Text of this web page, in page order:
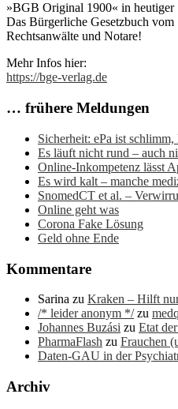
»BGB Original 1900« in heutiger
Das Bürgerliche Gesetzbuch
Rechtsanwälte und Notare!
Mehr Infos hier:
https://bge-verlag.de
… frühere Meldungen
Sicherheit: ePa ist
Es läuft nicht rund – auch
Online-Inkompetenz lässt
Es wird kalt – manche
SnomedCT et al. –
Online geht was
Corona Fake Lösung
Geld ohne Ende
Kommentare
Sarina zu Kraken – Hilft
/* leider anonym */zu
Johannes Buzási zu Etat
PharmaFlash zu Frauchen
Daten-GAU in der
Archiv